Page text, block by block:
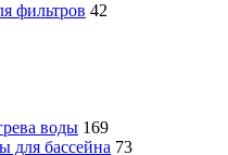
фильтров 42
воды 169
для бассейна 73